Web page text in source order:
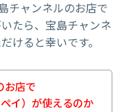
チャンネルのお店で
たら、宝島チャンネ
けると幸いです。
お店で
イ）が使えるのか